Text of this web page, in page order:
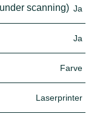
scanning) Ja
Ja
Farve
Laserprinter